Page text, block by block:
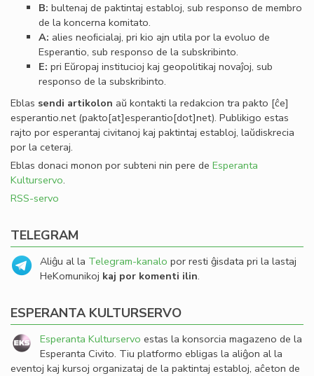
B: bultenaj de paktintaj establoj, sub responso de membro
de la koncerna komitato.
A: alies neoﬁcialaj, pri kio ajn utila por la evoluo de
Esperantio, sub responso de la subskribinto.
E: pri Eŭropaj institucioj kaj geopolitikaj novaĵoj, sub
responso de la subskribinto.
Eblas sendi artikolon aŭ kontakti la redakcion tra pakto [ĉe]
esperantio.net(pakto[at]esperantio[dot]net). Publikigo estas
rajto por esperantaj civitanoj kaj paktintaj establoj, laŭdiskrecia
por la ceteraj.
Eblas donaci monon por subteni nin pere de Esperanta
Kulturservo.
RSS-servo
TELEGRAM
Aliĝu al la Telegram-kanalo por resti ĝisdata pri la lastaj
HeKomunikoj kaj por komenti ilin.
ESPERANTA KULTURSERVO
Esperanta Kulturservo estas la konsorcia magazeno de la
Esperanta Civito. Tiu platformo ebligas la aliĝon al la
eventoj kaj kursoj organizataj de la paktintaj establoj, aĉeton de